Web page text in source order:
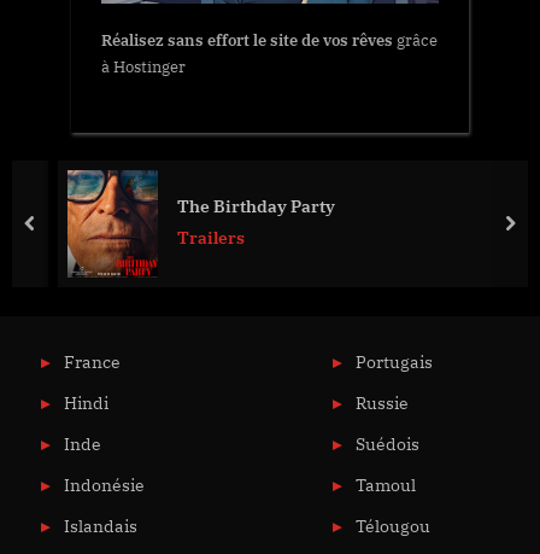
Réalisez sans effort le site de vos rêves grâce
à Hostinger
The Birthday Party
Trailers
prev
France
Hindi
Inde
Indonésie
Islandais
Portugais
Russie
Suédois
Tamoul
Télougou